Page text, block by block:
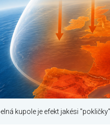
kupole je efekt jakési